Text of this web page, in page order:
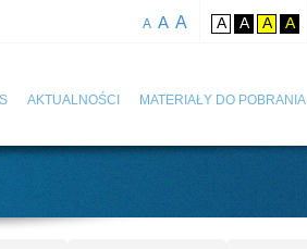
A A A A A A A
AKTUALNOŚCI MATERIAŁY DO POBRANIA